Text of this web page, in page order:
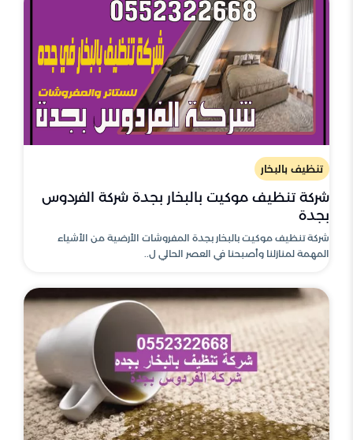
تنظيف بالبخار
شركة تنظيف موكيت بالبخار بجدة شركة الفردوس
بجدة
شركة تنظيف موكيت بالبخار بجدة المفروشات الأرضية من الأشياء
المهمة لمنازلنا وأصبحنا في العصر الحالي ل..